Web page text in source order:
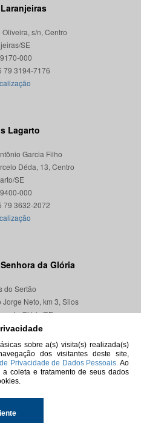
sobre a(s) visita(s) realizada(s)
dos visitantes deste site,
Privacidade de Dados Pessoais. Ao
coleta e tratamento de seus dados
s/n, Centro
SE
000
Lagarto
Garcia Filho
Déda, 13, Centro
SE
000
da Glória
do Sertão
Neto, km 3, Silos
da Glória/SE
000
reservados.